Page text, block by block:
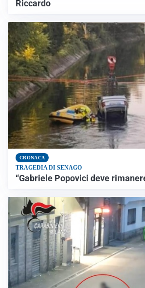
Riccardo
CRONACA
TRAGEDIA DI SENAGO
“Gabriele Popovici deve